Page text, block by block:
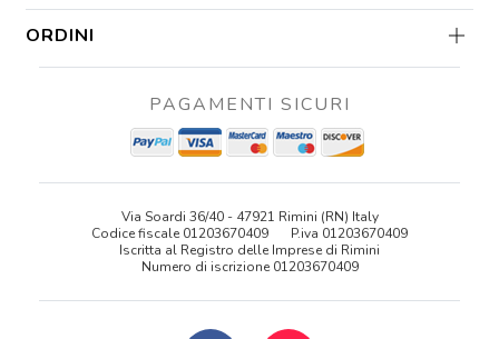
ORDINI
PAGAMENTI SICURI
Via Soardi 36/40 - 47921 Rimini (RN) Italy
Codice fiscale 01203670409
P.iva 01203670409
Iscritta al Registro delle Imprese di Rimini
Numero di iscrizione 01203670409